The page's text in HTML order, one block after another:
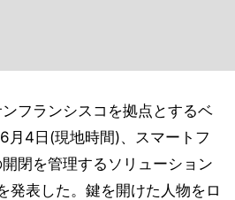
フランシスコを拠点とするベ
月4日(現地時間)、スマートフ
閉を管理するソリューション
発表した。鍵を開けた人物をロ